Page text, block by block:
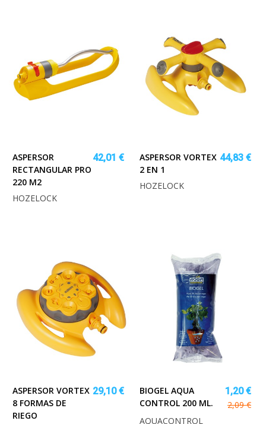
ASPERSOR
RECTANGULAR PRO
220 M2
42,01 €
HOZELOCK
ASPERSOR VORTEX
2 EN 1
44,83 €
HOZELOCK
ASPERSOR VORTEX
8 FORMAS DE
RIEGO
29,10 €
BIOGEL AQUA
CONTROL 200 ML.
1,20 €
2,09 €
AQUACONTROL